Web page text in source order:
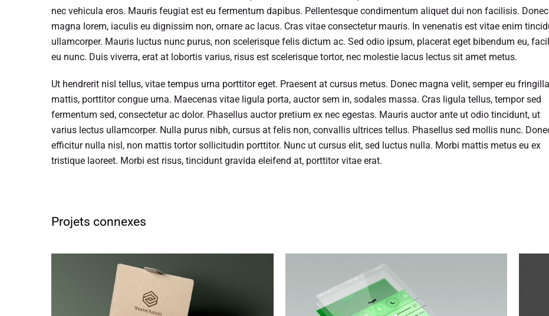
nec vehicula eros. Mauris feugiat est eu fermentum dapibus. Pellentesque condimentum aliquet dui non facilisis. Donec
magna lorem, iaculis eu dignissim non, ornare ac lacus. Cras vitae consectetur mauris. In venenatis est vitae enim
ullamcorper. Mauris luctus nunc purus, non scelerisque felis dictum ac. Sed odio ipsum, placerat eget bibendum eu,
eu nunc. Duis viverra, erat at lobortis varius, risus est scelerisque tortor, nec molestie lacus lectus sit amet metus.
Ut hendrerit nisl tellus, vitae tempus urna porttitor eget. Praesent at cursus metus. Donec magna velit, semper eu fringilla
mattis, porttitor congue urna. Maecenas vitae ligula porta, auctor sem in, sodales massa. Cras ligula tellus, tempor sed
fermentum sed, consectetur ac dolor. Phasellus auctor pretium ex nec egestas. Mauris auctor ante ut odio tincidunt, ut
varius lectus ullamcorper. Nulla purus nibh, cursus at felis non, convallis ultrices tellus. Phasellus sed mollis nunc.
efficitur nulla nisl, non mattis tortor sollicitudin porttitor. Nunc ut cursus elit, sed luctus nulla. Morbi mattis metus eu ex
tristique laoreet. Morbi est risus, tincidunt gravida eleifend at, porttitor vitae erat.
Projets connexes